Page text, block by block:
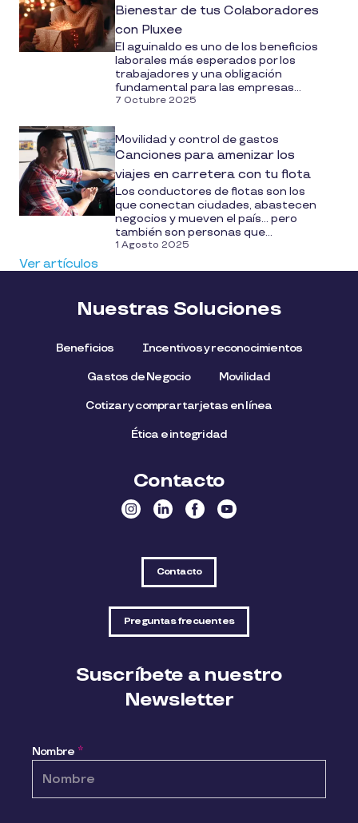
Bienestar de tus Colaboradores
con Pluxee
El aguinaldo es uno de los beneficios
laborales más esperados por los
trabajadores y una obligación
fundamental para las empresas...
7 Octubre 2025
Movilidad y control de gastos
Canciones para amenizar los
viajes en carretera con tu flota
Los conductores de flotas son los
que conectan ciudades, abastecen
negocios y mueven el país… pero
también son personas que...
1 Agosto 2025
Ver artículos
Nuestras Soluciones
Beneficios Incentivos y reconocimientos
Gastos de Negocio Movilidad
Cotizar y comprar tarjetas en línea
Ética e integridad
Contacto
Contacto
Preguntas frecuentes
Suscríbete a nuestro
Newsletter
Nombre *